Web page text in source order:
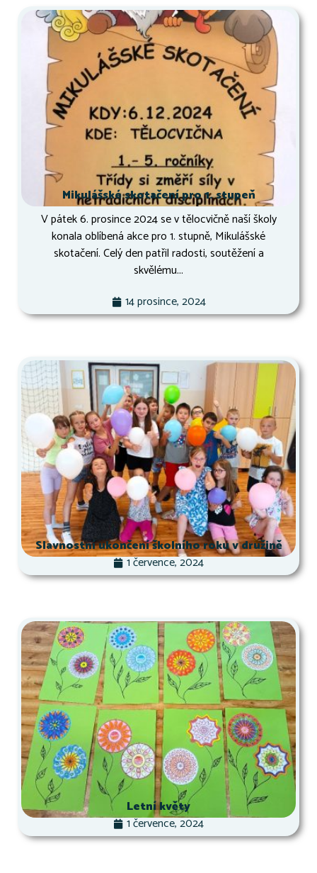
Mikulášské skotačení pro 1. stupeň
V pátek 6. prosince 2024 se v tělocvičně naší školy
konala oblíbená akce pro 1. stupně, Mikulášské
skotačení. Celý den patřil radosti, soutěžení a
skvělému...
14 prosince, 2024
Slavnostní ukončení školního roku v družině
1 července, 2024
Letní květy
1 července, 2024